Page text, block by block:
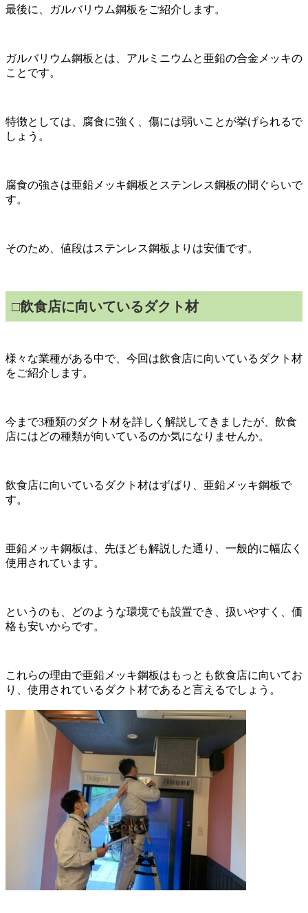
最後に、ガルバリウム鋼板をご紹介します。
ガルバリウム鋼板とは、アルミニウムと亜鉛の合金メッキの
ことです。
特徴としては、腐食に強く、傷には弱いことが挙げられるで
しょう。
腐食の強さは亜鉛メッキ鋼板とステンレス鋼板の間ぐらいで
す。
そのため、値段はステンレス鋼板よりは安価です。
□飲食店に向いているダクト材
様々な業種がある中で、今回は飲食店に向いているダクト材
をご紹介します。
今まで3種類のダクト材を詳しく解説してきましたが、飲食
店にはどの種類が向いているのか気になりませんか。
飲食店に向いているダクト材はずばり、亜鉛メッキ鋼板で
す。
亜鉛メッキ鋼板は、先ほども解説した通り、一般的に幅広く
使用されています。
というのも、どのような環境でも設置でき、扱いやすく、価
格も安いからです。
これらの理由で亜鉛メッキ鋼板はもっとも飲食店に向いてお
り、使用されているダクト材であると言えるでしょう。